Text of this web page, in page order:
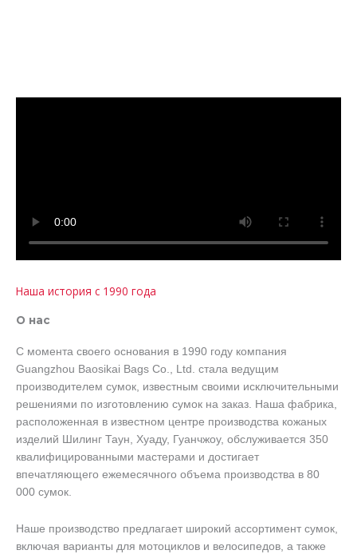
Наша история с 1990 года
О нас
С момента своего основания в 1990 году компания
Guangzhou Baosikai Bags Co., Ltd. стала ведущим
производителем сумок, известным своими исключительными
решениями по изготовлению сумок на заказ. Наша фабрика,
расположенная в известном центре производства кожаных
изделий Шилинг Таун, Хуаду, Гуанчжоу, обслуживается 350
квалифицированными мастерами и достигает
впечатляющего ежемесячного объема производства в 80
000 сумок.
Наше производство предлагает широкий ассортимент сумок,
включая варианты для мотоциклов и велосипедов, а также